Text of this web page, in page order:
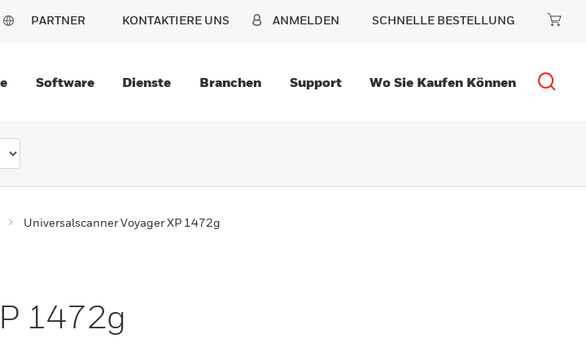
PARTNER KONTAKTIERE UNS ANMELDEN SCHNELLE BESTELLUNG
Software Dienste Branchen Support Wo Sie Kaufen Können
Universalscanner Voyager XP 1472g
1472g